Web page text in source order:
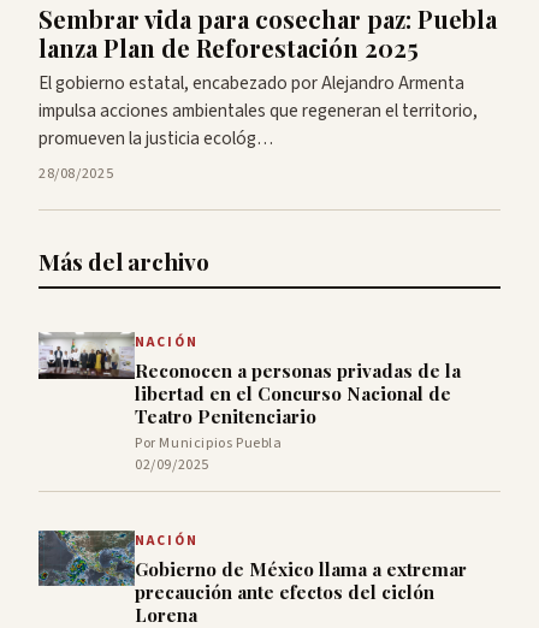
Sembrar vida para cosechar paz: Puebla
lanza Plan de Reforestación 2025
El gobierno estatal, encabezado por Alejandro Armenta
impulsa acciones ambientales que regeneran el territorio,
promueven la justicia ecológ…
28/08/2025
Más del archivo
NACIÓN
Reconocen a personas privadas de la
libertad en el Concurso Nacional de
Teatro Penitenciario
Por Municipios Puebla
02/09/2025
NACIÓN
Gobierno de México llama a extremar
precaución ante efectos del ciclón
Lorena